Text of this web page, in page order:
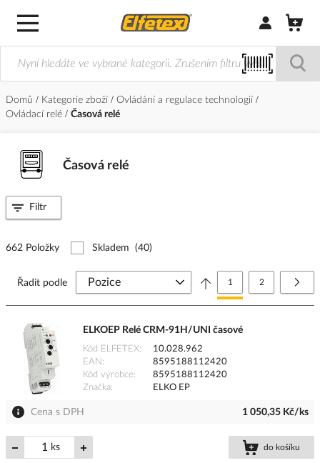
Přihlásit/
Domů Kategorie zboží
Ovládání a regulace technologií
Ovládací relé
Časová relé
Časová relé
662 Položky Skladem (40)
Stránka
Právě si prohlížíte
1 Stránka
2
Řadit podle
ELKOEP Relé CRM-91H/UNI časové
Kód ELFETEX
10.028.962
EAN
8595188112420
Kód výrobce
8595188112420
Značka
ELKO EP
Cena s DPH 1 050,35 Kč/ks
ks do košíku
Filtr